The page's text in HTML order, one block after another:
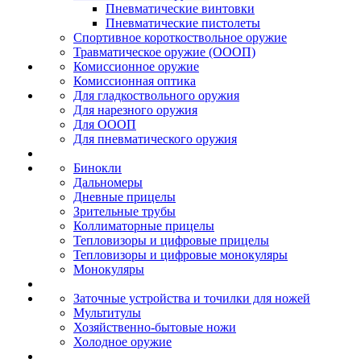
Пневматические винтовки
Пневматические пистолеты
Спортивное короткоствольное оружие
Травматическое оружие (ОООП)
Комиссионное оружие
Комиссионная оптика
Для гладкоствольного оружия
Для нарезного оружия
Для ОООП
Для пневматического оружия
Бинокли
Дальномеры
Дневные прицелы
Зрительные трубы
Коллиматорные прицелы
Тепловизоры и цифровые прицелы
Тепловизоры и цифровые монокуляры
Монокуляры
Заточные устройства и точилки для ножей
Мультитулы
Хозяйственно-бытовые ножи
Холодное оружие